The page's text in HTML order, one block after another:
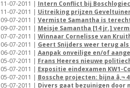
11-07-2011 | Intern Conflict bij
11-07-2011 | Uitreiking prijzen
09-07-2011 | Vermiste Samantha is
09-07-2011 | Meisje Samantha [14 jr.]
07-07-2011 | Winnaar Cornelisse van
06-07-2011 | Geert Snijders weer terug
06-07-2011 | Aanpak onveilige en/of
05-07-2011 | Frans Heeres nieuwe
05-07-2011 | Expositie eindexamen KW1-
05-07-2011 | Bossche projecten: bijna â‚¬
05-07-2011 | Divers gaat bezuinigen door